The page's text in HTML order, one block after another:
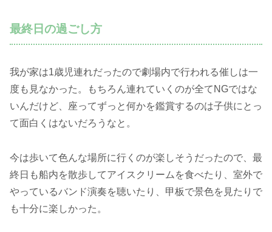
最終日の過ごし方
我が家は1歳児連れだったので劇場内で行われる催しは一
度も見なかった。もちろん連れていくのが全てNGではな
いんだけど、座ってずっと何かを鑑賞するのは子供にとっ
て面白くはないだろうなと。
今は歩いて色んな場所に行くのが楽しそうだったので、最
終日も船内を散歩してアイスクリームを食べたり、室外で
やっているバンド演奏を聴いたり、甲板で景色を見たりで
も十分に楽しかった。